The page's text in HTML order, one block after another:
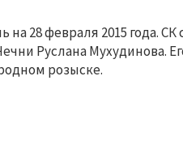
на 28 февраля 2015 года.
Руслана Мухудинова.
розыске.